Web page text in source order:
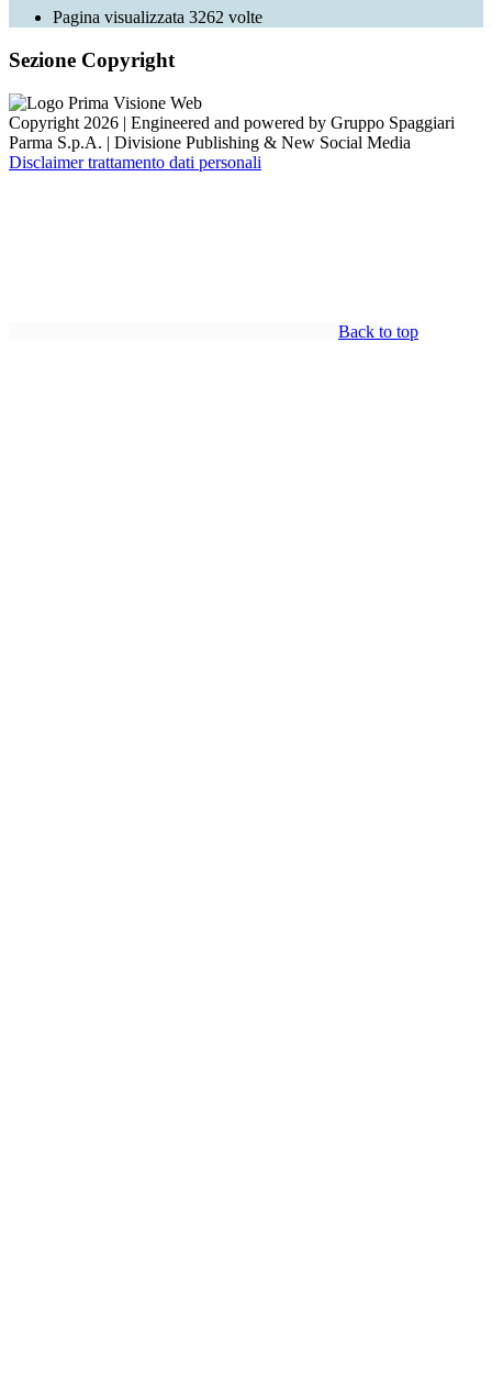
Pagina visualizzata 3262 volte
Sezione Copyright
Copyright 2026 | Engineered and powered by Gruppo Spaggiari
Parma S.p.A. | Divisione Publishing & New Social Media
Disclaimer trattamento dati personali
Back to top